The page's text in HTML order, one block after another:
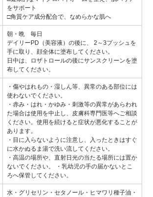
をサポート
□角質ケア成分配合で、なめらかな肌へ
朝・晩 毎日
デイリーPD（美容液）の後に、 2～3プッシュを
手に取り、顔全体に塗布してください。
日中は、ロザトロールの後にサンスクリーンを塗
布してください。
・傷やはれもの・湿しん等、異常のある部位には
使わないでください。
・赤み・はれ・かゆみ・刺激等の異常があらわれ
た場合は使用を中止し、皮膚科専門医等へご相談
ください。使用を続けると症状が悪化することが
あります。
・目に入らないように注意し、入ったときはすぐ
に水かぬるま湯で洗い流してください。
・高温の場所や、直射日光の当たる場所には置か
ないでください。 ・乳幼児の手の届かないとこ
ろへ保管してください。
水・グリセリン・セタノール・ヒマワリ種子油・